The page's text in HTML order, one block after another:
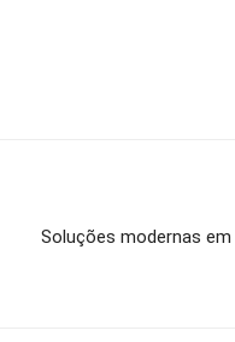
Soluções modernas